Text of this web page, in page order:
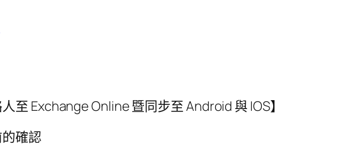
至 Exchange Online 暨同步至 Android 與 IOS】
確認